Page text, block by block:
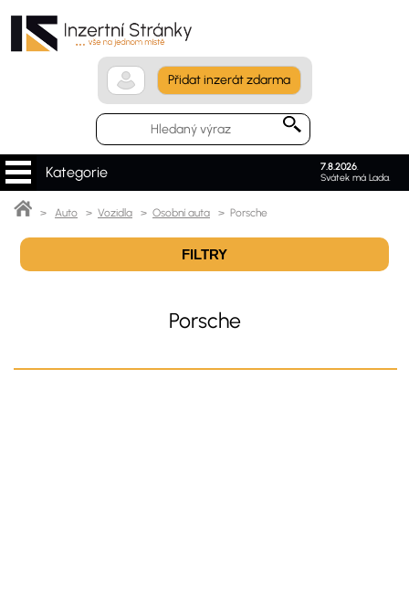
Přidat inzerát zdarma
7.8.2026.
Svátek má Lada.
Kategorie
> Auto > Vozidla > Osobní auta > Porsche
FILTRY
Porsche